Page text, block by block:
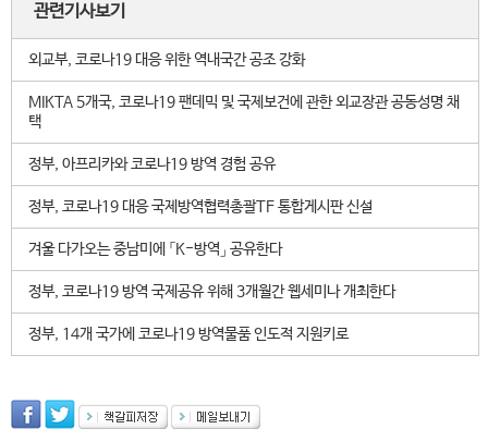
관련기사보기
외교부, 코로나19 대응 위한 역내국간 공조 강화
MIKTA 5개국, 코로나19 팬데믹 및 국제보건에 관한 외교장관 공동성명 채
택
정부, 아프리카와 코로나19 방역 경험 공유
정부, 코로나19 대응 국제방역협력총괄TF 통합게시판 신설
겨울 다가오는 중남미에 「K-방역」 공유한다
정부, 코로나19 방역 국제공유 위해 3개월간 웹세미나 개최한다
정부, 14개 국가에 코로나19 방역물품 인도적 지원키로